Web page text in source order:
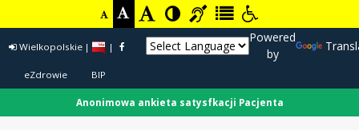
Wielkopolskie
eZdrowie
|
BIP
|
Powered
by
Anonimowa ankieta satysfkacji Pacjenta